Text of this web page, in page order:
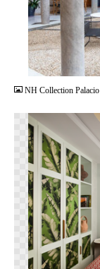
JPG
NH Collection